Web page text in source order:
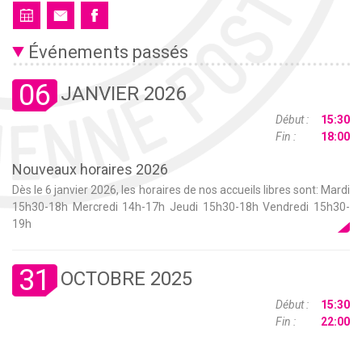
Événements passés
06 JANVIER 2026
Début :
15:30
Fin :
18:00
Nouveaux horaires 2026
Dès le 6 janvier 2026, les horaires de nos accueils libres sont: Mardi
15h30-18h Mercredi 14h-17h Jeudi 15h30-18h Vendredi 15h30-
19h
31 OCTOBRE 2025
Début :
15:30
Fin :
22:00